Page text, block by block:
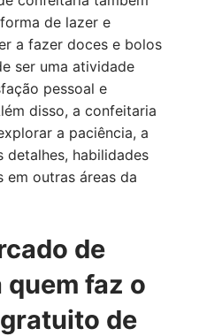
de lazer e
a fazer doces e bolos
ser uma atividade
pessoal e
disso, a confeitaria
a paciência, a
detalhes, habilidades
em outras áreas da
de
faz o
de